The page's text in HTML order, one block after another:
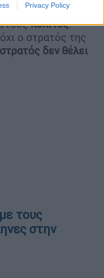
Privacy Policy
να παραδώσουν
πολίτες.
ο στρατός της
δεν θέλει
τους
στην